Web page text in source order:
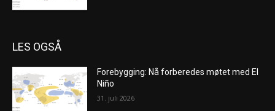
LES OGSÅ
Forebygging: Nå forberedes møtet med El
Niño
31. juli 2026